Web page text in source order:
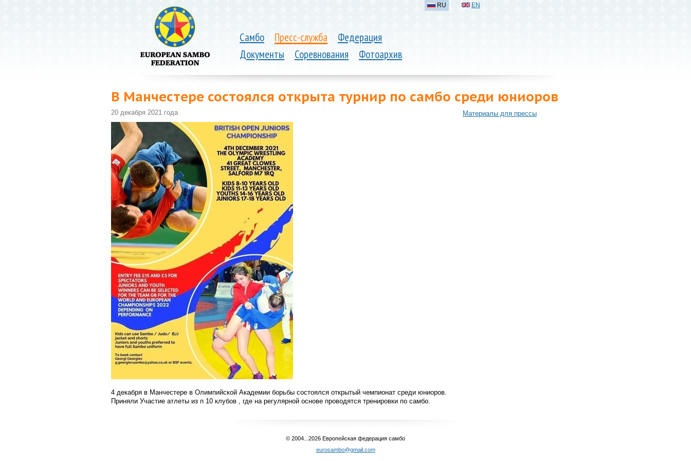
Самбо Пресс-служба
Федерация
Документы
Соревнования Фотоархив
RU EN
В Манчестере состоялся открыта турнир по самбо среди юниоров
20 декабря 2021 года
4 декабря в Манчестере в Олимпийской Академии борьбы состоялся открытый чемпионат среди юниоров.
Приняли Участие атлеты из п 10 клубов , где на регулярной основе проводятся тренировки по самбо.
Материалы для прессы
© 2004...2026 Европейская федерация самбо
eurosambo@gmail.com